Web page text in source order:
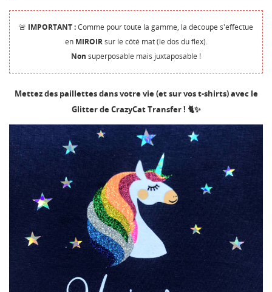
🚨 IMPORTANT :Comme pour toute la gamme, la découpe s'effectue
en MIROIRsur le côté mat (le dos du flex).
Non superposable mais juxtaposable !
Mettez des paillettes dans votre vie (et sur vos t-shirts) avec le
Glitter de CrazyCat Transfer ! 🐈✨